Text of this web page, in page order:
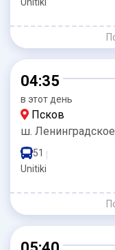
04:35
в этот день
Псков
51 |
Unitiki